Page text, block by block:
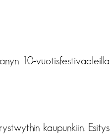
10-vuotisfestivaaleilla
kaupunkiin. Esitys